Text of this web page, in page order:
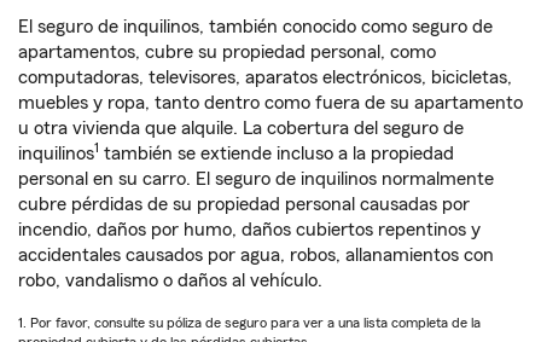
El seguro de inquilinos, también conocido como seguro de
apartamentos, cubre su propiedad personal, como
computadoras, televisores, aparatos electrónicos, bicicletas,
muebles y ropa, tanto dentro como fuera de su apartamento
u otra vivienda que alquile. La cobertura del seguro de
inquilinos1 también se extiende incluso a la propiedad
personal en su carro. El seguro de inquilinos normalmente
cubre pérdidas de su propiedad personal causadas por
incendio, daños por humo, daños cubiertos repentinos y
accidentales causados por agua, robos, allanamientos con
robo, vandalismo o daños al vehículo.
1. Por favor, consulte su póliza de seguro para ver a una lista completa de la